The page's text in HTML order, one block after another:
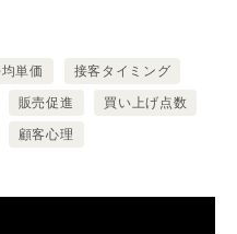
単価 接客タイミング
販売促進 買い上げ点数
顧客心理